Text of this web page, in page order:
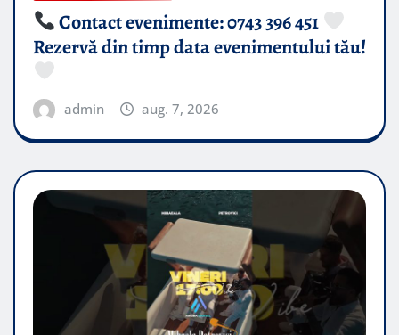
Contact evenimente: 0743 396 451
Rezervă din timp data evenimentului tău!
admin aug. 7, 2026